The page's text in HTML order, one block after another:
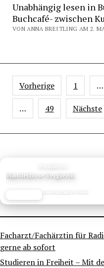
Unabhängig lesen in
Buchcafé- zwischen
VON ANNA BREITLING AM 2.
der
Beiträge
Vorherige 1 …
… 49 Nächste
Wanderhose Vergleich
Facharzt/Fachärztin für
gerne ab sofort
Studieren in Freiheit – Mit